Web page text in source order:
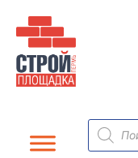
содержимому
Поиск
товаров